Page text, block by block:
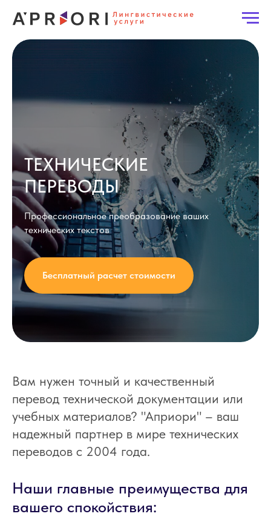
ТЕХНИЧЕСКИЕ
ПЕРЕВОДЫ
Профессиональное преобразование ваших
технических текстов
Бесплатный расчет стоимости
Вам нужен точный и качественный
перевод технической документации или
учебных материалов? "Априори" – ваш
надежный партнер в мире технических
переводов с 2004 года.
Наши главные преимущества для
вашего спокойствия: